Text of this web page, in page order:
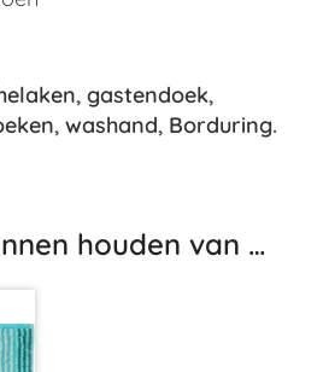
,gastendoek,
,washand, Borduring.
houden van …